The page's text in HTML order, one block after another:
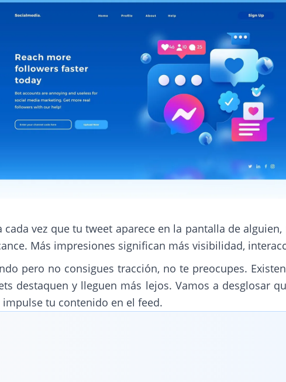
vez que tu tweet aparece en la pantalla de
Más impresiones significan más visibilidad,
pero no consigues tracción, no te preocupes.
destaquen y lleguen más lejos. Vamos a desglosar
tu contenido en el feed.